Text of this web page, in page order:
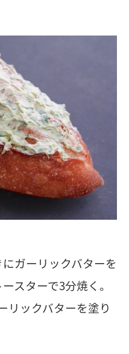
ガーリックバターを
スターで3分焼く。
リックバターを塗り